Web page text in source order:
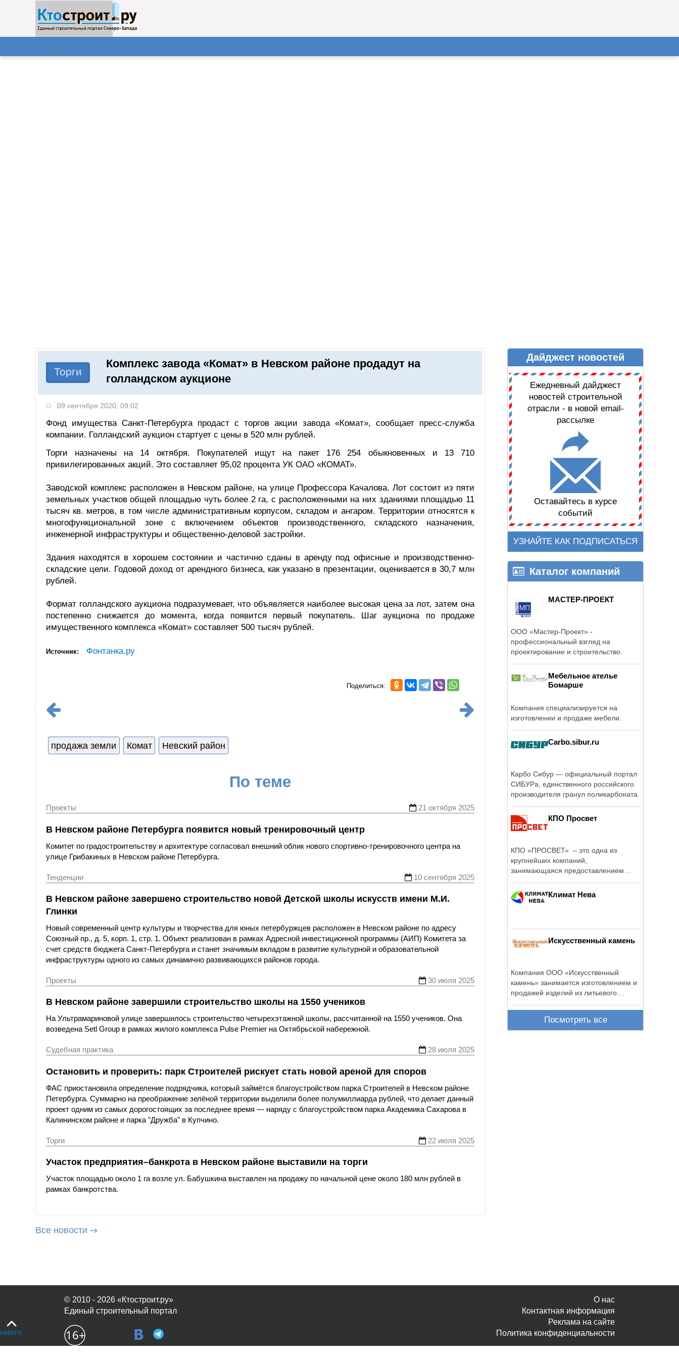
Поиск
КАЛЕНДАРЬ ДАЙДЖЕСТ НОВОСТЕЙ
Торги
Комплекс завода «Комат» в Невском районе продадут на
голландском аукционе
09 сентября 2020, 09:02
Фонд имущества Санкт-Петербурга продаст с торгов акции завода «Комат», сообщает пресс-служба
компании. Голландский аукцион стартует с цены в 520 млн рублей.
Торги назначены на 14 октября. Покупателей ищут на пакет 176 254 обыкновенных и 13 710
привилегированных акций. Это составляет 95,02 процента УК ОАО «КОМАТ».
Заводской комплекс расположен в Невском районе, на улице Профессора Качалова. Лот состоит из пяти
земельных участков общей площадью чуть более 2 га, с расположенными на них зданиями площадью 11
тысяч кв. метров, в том числе административным корпусом, складом и ангаром. Территории относятся к
многофункциональной зоне с включением объектов производственного, складского назначения,
инженерной инфраструктуры и общественно-деловой застройки.
Здания находятся в хорошем состоянии и частично сданы в аренду под офисные и производственно-
складские цели. Годовой доход от арендного бизнеса, как указано в презентации, оценивается в 30,7 млн
рублей.
Формат голландского аукциона подразумевает, что объявляется наиболее высокая цена за лот, затем она
постепенно снижается до момента, когда появится первый покупатель. Шаг аукциона по продаже
имущественного комплекса «Комат» составляет 500 тысяч рублей.
Источник: Фонтанка.ру
Поделиться:
продажа земли Комат Невский район
По теме
Проекты 21 октября 2025
В Невском районе Петербурга появится новый тренировочный центр
Комитет по градостроительству и архитектуре согласовал внешний облик нового спортивно-тренировочного центра на
улице Грибакиных в Невском районе Петербурга.
Тенденции 10 сентября 2025
В Невском районе завершено строительство новой Детской школы искусств имени М.И.
Глинки
Новый современный центр культуры и творчества для юных петербуржцев расположен в Невском районе по адресу
Союзный пр., д. 5, корп. 1, стр. 1. Объект реализован в рамках Адресной инвестиционной программы (АИП) Комитета за
счет средств бюджета Санкт‑Петербурга и станет значимым вкладом в развитие культурной и образовательной
инфраструктуры одного из самых динамично развивающихся районов города.
Проекты 30 июля 2025
В Невском районе завершили строительство школы на 1550 учеников
На Ультрамариновой улице завершилось строительство четырехэтажной школы, рассчитанной на 1550 учеников. Она
возведена Setl Group в рамках жилого комплекса Pulse Premier на Октябрьской набережной.
Судебная практика 28 июля 2025
Остановить и проверить: парк Строителей рискует стать новой ареной для споров
ФАС приостановила определение подрядчика, который займётся благоустройством парка Строителей в Невском районе
Петербурга. Суммарно на преображение зелёной территории выделили более полумиллиарда рублей, что делает данный
проект одним из самых дорогостоящих за последнее время — наряду с благоустройством парка Академика Сахарова в
Калининском районе и парка "Дружба" в Купчино.
Торги 22 июля 2025
Участок предприятия–банкрота в Невском районе выставили на торги
Участок площадью около 1 га возле ул. Бабушкина выставлен на продажу по начальной цене около 180 млн рублей в
рамках банкротства.
Все новости
Дайджест новостей
Ежедневный дайджест
новостей строительной
отрасли - в новой email-
рассылке
Оставайтесь в курсе
событий
УЗНАЙТЕ КАК ПОДПИСАТЬСЯ
Каталог компаний
МАСТЕР-ПРОЕКТ
ООО «Мастер-Проект» -
профессиональный взгляд на
проектирование и строительство.
Мебельное ателье
Бомарше
Компания специализируется на
изготовлении и продаже мебели.
Carbo.sibur.ru
Карбо Сибур — официальный портал
СИБУРа, единственного российского
производителя гранул поликарбоната.
КПО Просвет
КПО «ПРОСВЕТ» – это одна из
крупнейших компаний,
занимающаяся предоставлением
Климат Нева
Искусственный камень
Компания ООО «Искусственный
камень» занимается изготовлением и
продажей изделий из литьевого
Посмотреть все
© 2010 - 2026 «Ктостроит.ру»
Единый строительный портал
О нас
Контактная информация
Реклама на сайте
Политика конфиденциальности
НАВЕРХ